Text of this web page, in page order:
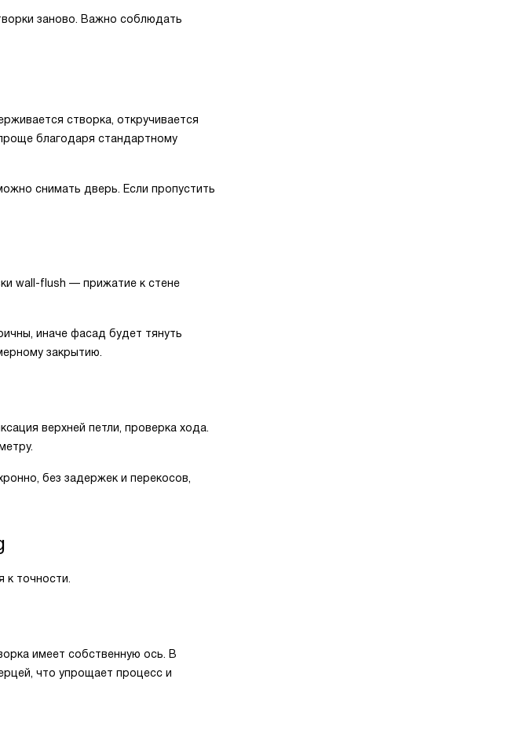
заново. Важно соблюдать
створка, откручивается
благодаря стандартному
снимать дверь. Если пропустить
wall-flush — прижатие к стене
иначе фасад будет тянуть
закрытию.
верхней петли, проверка хода.
без задержек и перекосов,
к точности.
имеет собственную ось. В
что упрощает процесс и